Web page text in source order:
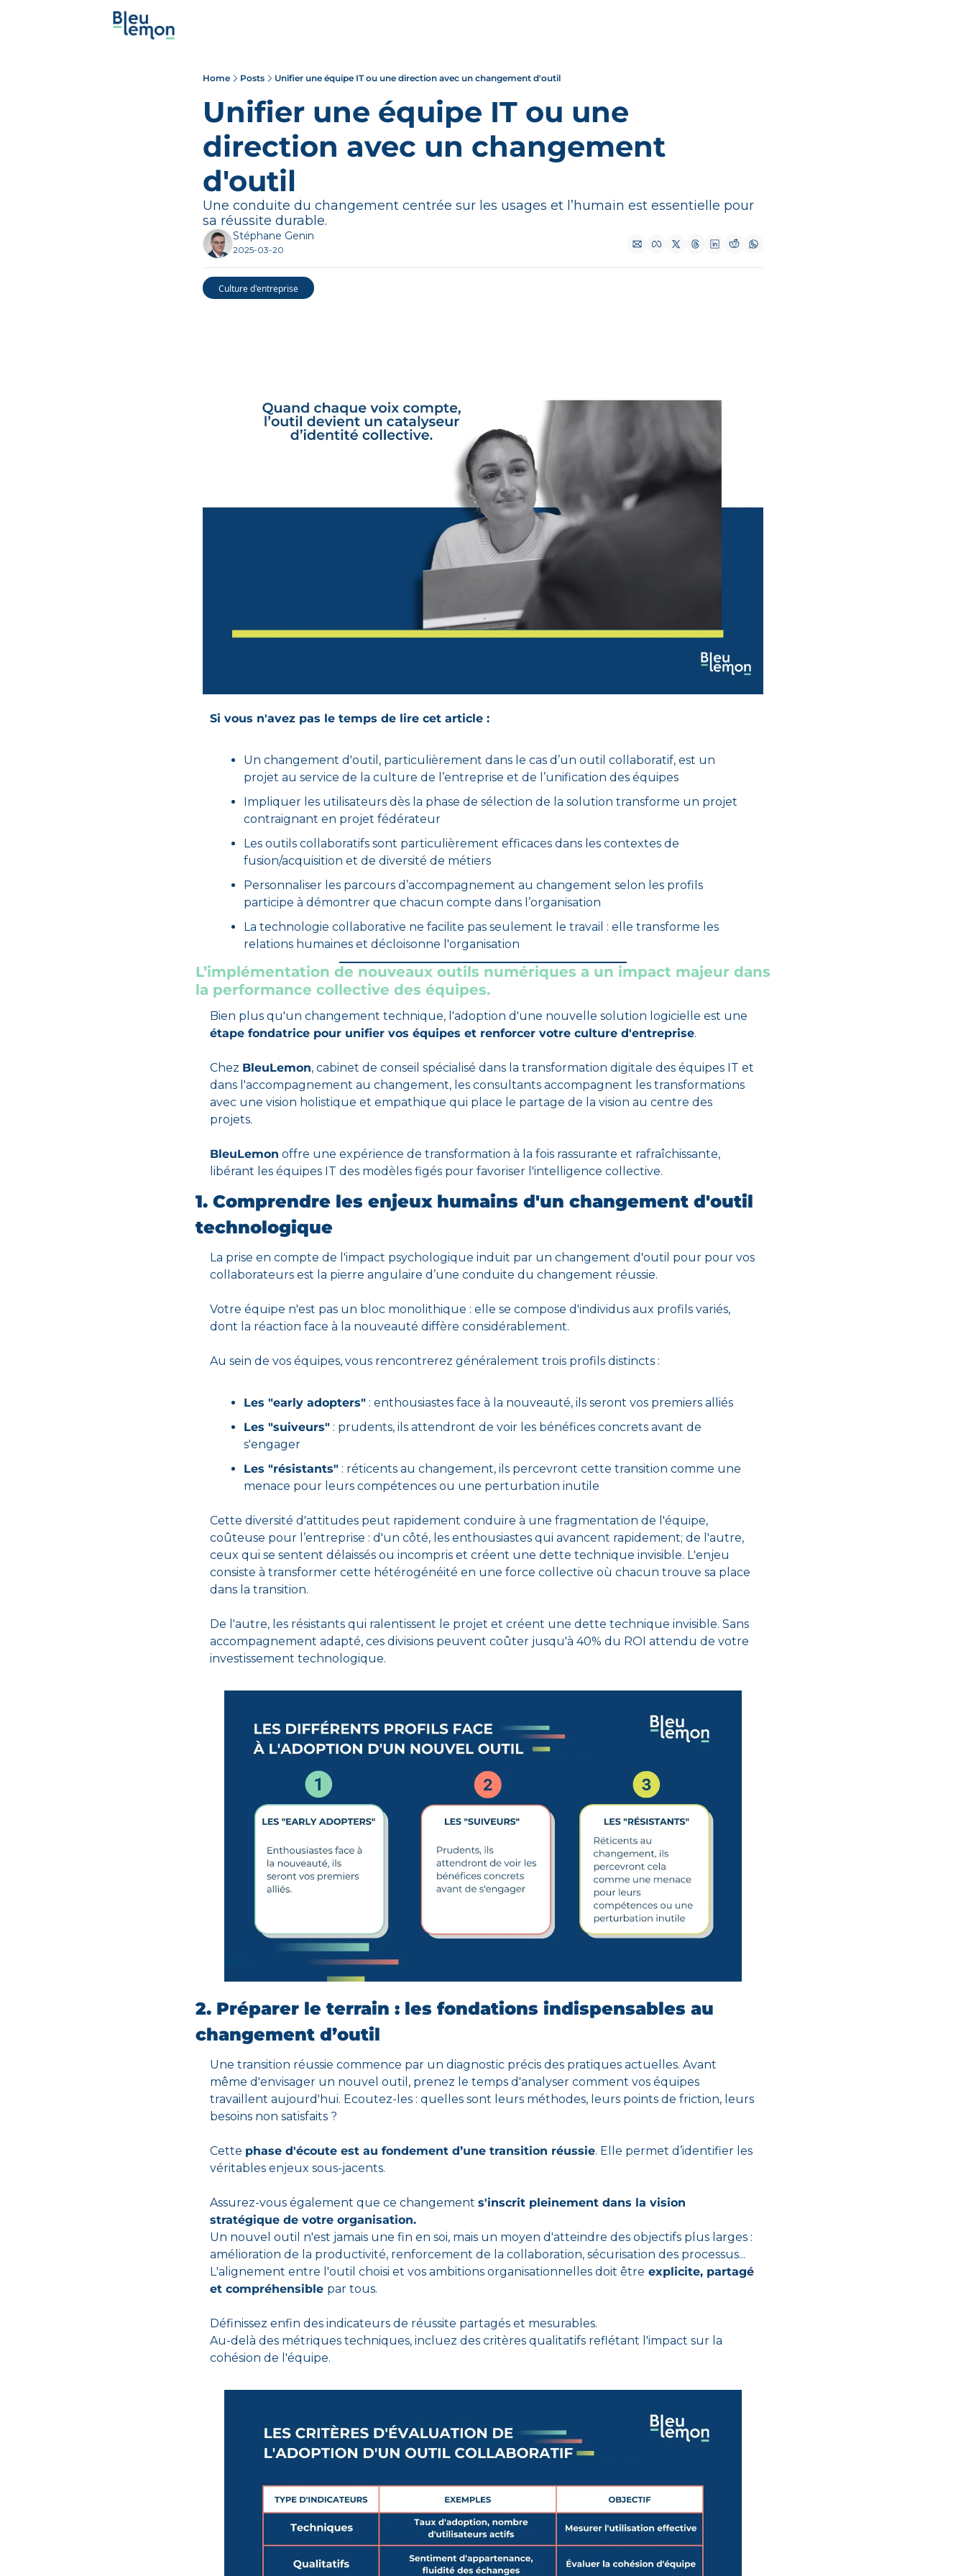
Home Posts Unifier une équipe IT ou une direction avec un changement d'outil
Unifier une équipe IT ou une
direction avec un changement
d'outil
Une conduite du changement centrée sur les usages et l’humain est essentielle pour
sa réussite durable.
Stéphane Genin
2025-03-20
Culture d'entreprise
Si vous n'avez pas le temps de lire cet article :
Un changement d'outil, particulièrement dans le cas d’un outil collaboratif, est un
projet au service de la culture de l’entreprise et de l’unification des équipes
Impliquer les utilisateurs dès la phase de sélection de la solution transforme un projet
contraignant en projet fédérateur
Les outils collaboratifs sont particulièrement efficaces dans les contextes de
fusion/acquisition et de diversité de métiers
Personnaliser les parcours d’accompagnement au changement selon les profils
participe à démontrer que chacun compte dans l’organisation
La technologie collaborative ne facilite pas seulement le travail : elle transforme les
relations humaines et décloisonne l'organisation
L’implémentation de nouveaux outils numériques a un impact majeur dans
la performance collective des équipes.
Bien plus qu'un changement technique, l'adoption d'une nouvelle solution logicielle
étape fondatrice pour unifier vos équipes et renforcer votre culture d'entreprise.
Chez BleuLemon, cabinet de conseil spécialisé dans la transformation digitale des équipes IT et
dans l'accompagnement au changement, les consultants accompagnent les transformations
avec une vision holistique et empathique qui place le partage de la vision au centre des
projets.
BleuLemon offre une expérience de transformation à la fois rassurante et rafraîchissante,
libérant les équipes IT des modèles figés pour favoriser l'intelligence collective.
1. Comprendre les enjeux humains d'un changement d'outil
technologique
La prise en compte de l'impact psychologique induit par un changement d'outil pour pour vos
collaborateurs est la pierre angulaire d’une conduite du changement réussie.
Votre équipe n'est pas un bloc monolithique : elle se compose d'individus aux profils variés,
dont la réaction face à la nouveauté diffère considérablement.
Au sein de vos équipes, vous rencontrerez généralement trois profils distincts :
Les "early adopters" : enthousiastes face à la nouveauté, ils seront vos premiers alliés
Les "suiveurs" : prudents, ils attendront de voir les bénéfices concrets avant de
s'engager
Les "résistants" : réticents au changement, ils percevront cette transition comme une
menace pour leurs compétences ou une perturbation inutile
Cette diversité d'attitudes peut rapidement conduire à une fragmentation de l'équipe,
coûteuse pour l’entreprise : d'un côté, les enthousiastes qui avancent rapidement; de l'autre,
ceux qui se sentent délaissés ou incompris et créent une dette technique invisible. L'enjeu
consiste à transformer cette hétérogénéité en une force collective où chacun trouve sa place
dans la transition.
De l'autre, les résistants qui ralentissent le projet et créent une dette technique invisible. Sans
accompagnement adapté, ces divisions peuvent coûter jusqu'à 40% du ROI attendu de votre
investissement technologique.
2. Préparer le terrain : les fondations indispensables au
changement d’outil
Une transition réussie commence par un diagnostic précis des pratiques actuelles. Avant
même d'envisager un nouvel outil, prenez le temps d'analyser comment vos équipes
travaillent aujourd'hui. Ecoutez-les : quelles sont leurs méthodes, leurs points de friction, leurs
besoins non satisfaits ?
Cette phase d'écoute est au fondement d’une transition réussie. Elle permet d’identifier les
véritables enjeux sous-jacents.
Assurez-vous également que ce changement s'inscrit pleinement dans la vision
stratégique de votre organisation.
Un nouvel outil n'est jamais une fin en soi, mais un moyen d'atteindre des objectifs plus larges :
amélioration de la productivité, renforcement de la collaboration, sécurisation des processus...
L'alignement entre l'outil choisi et vos ambitions organisationnelles doit être explicite, partagé
et compréhensible par tous.
Définissez enfin des indicateurs de réussite partagés et mesurables.
Au-delà des métriques techniques, incluez des critères qualitatifs reflétant l'impact sur la
cohésion de l'équipe.